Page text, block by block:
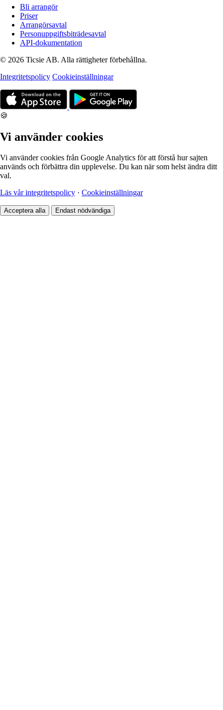
Bli arrangör
Priser
Arrangörsavtal
Personuppgiftsbiträdesavtal
API-dokumentation
© 2026 Ticsie AB. Alla rättigheter förbehållna.
Integritetspolicy Cookieinställningar
🍪
Vi använder cookies
Vi använder cookies från Google Analytics för att förstå hur sajten
används och förbättra din upplevelse. Du kan när som helst ändra ditt
val.
Läs vår integritetspolicy · Cookieinställningar
Acceptera alla Endast nödvändiga